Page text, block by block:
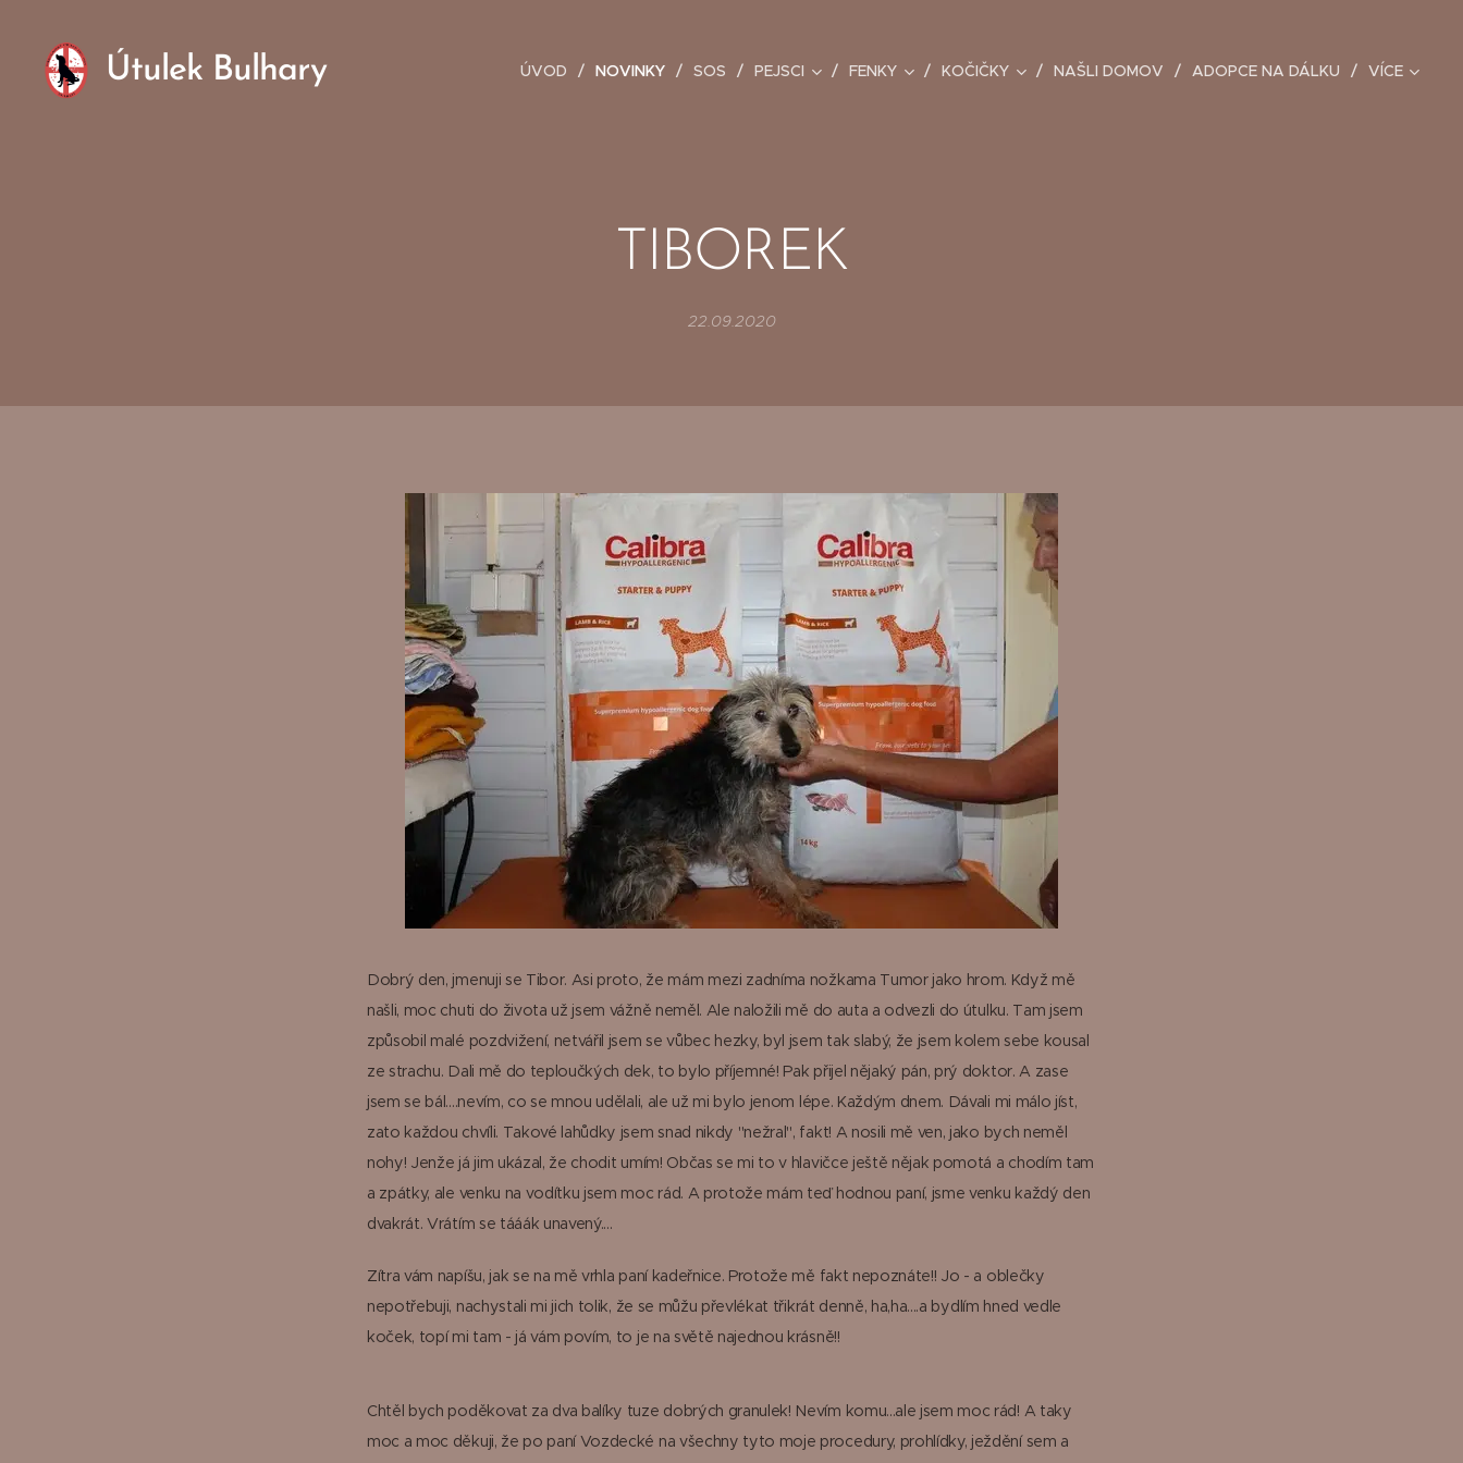
Útulek Bulhary ÚVOD NOVINKY SOS PEJSCI FENKY KOČIČKY NAŠLI DOMOV ADOPCE NA DÁLKU VÍCE
TIBOREK
22.09.2020
Dobrý den, jmenuji se Tibor. Asi proto, že mám mezi zadníma nožkama Tumor jako hrom. Když mě
našli, moc chuti do života už jsem vážně neměl. Ale naložili mě do auta a odvezli do útulku. Tam jsem
způsobil malé pozdvižení, netvářil jsem se vůbec hezky, byl jsem tak slabý, že jsem kolem sebe kousal
ze strachu. Dali mě do teploučkých dek, to bylo příjemné! Pak přijel nějaký pán, prý doktor. A zase
jsem se bál....nevím, co se mnou udělali, ale už mi bylo jenom lépe. Každým dnem. Dávali mi málo jíst,
zato každou chvíli. Takové lahůdky jsem snad nikdy "nežral", fakt! A nosili mě ven, jako bych neměl
nohy! Jenže já jim ukázal, že chodit umím! Občas se mi to v hlavičce ještě nějak pomotá a chodím tam
a zpátky, ale venku na vodítku jsem moc rád. A protože mám teď hodnou paní, jsme venku každý den
dvakrát. Vrátím se tááák unavený....
Zítra vám napíšu, jak se na mě vrhla paní kadeřnice. Protože mě fakt nepoznáte!! Jo - a oblečky
nepotřebuji, nachystali mi jich tolik, že se můžu převlékat třikrát denně, ha,ha....a bydlím hned vedle
koček, topí mi tam - já vám povím, to je na světě najednou krásně!!
Chtěl bych poděkovat za dva balíky tuze dobrých granulek! Nevím komu...ale jsem moc rád! A taky
moc a moc děkuji, že po paní Vozdecké na všechny tyto moje procedury, prohlídky, ježdění sem a